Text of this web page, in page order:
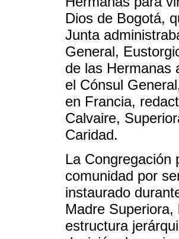
Dios de Bogotá,
Junta
General,
de las Hermanas
el Cónsul
en Francia,
Calvaire,
Caridad.
La Congregación
comunidad por
instaurado
Madre
estructura